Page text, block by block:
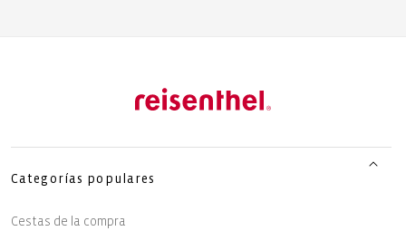
Categorías populares
Cestas de la compra